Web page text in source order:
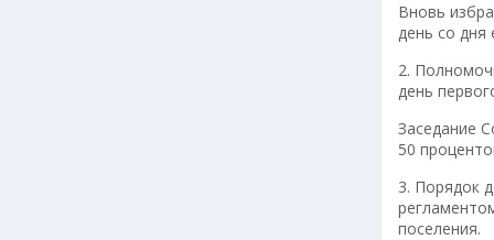
Вновь
день со дня
2.
день
Заседание
50
3. Порядок
поселения.